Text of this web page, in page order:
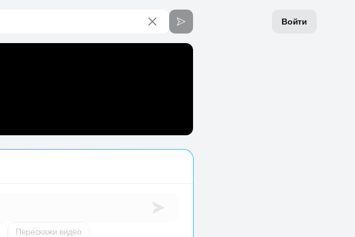
Войти
Перескажи видео